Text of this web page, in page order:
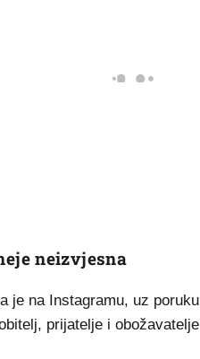
neizvjesna
je na Instagramu, uz
prijatelje i